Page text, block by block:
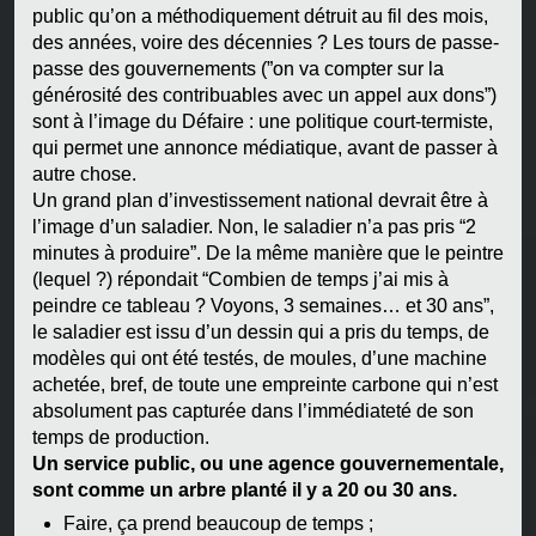
public qu’on a méthodiquement détruit au fil des mois,
des années, voire des décennies ? Les tours de passe-
passe des gouvernements (”on va compter sur la
générosité des contribuables avec un appel aux dons”)
sont à l’image du Défaire : une politique court-termiste,
qui permet une annonce médiatique, avant de passer à
autre chose.
Un grand plan d’investissement national devrait être à
l’image d’un saladier. Non, le saladier n’a pas pris “2
minutes à produire”. De la même manière que le peintre
(lequel ?) répondait “Combien de temps j’ai mis à
peindre ce tableau ? Voyons, 3 semaines… et 30 ans”,
le saladier est issu d’un dessin qui a pris du temps, de
modèles qui ont été testés, de moules, d’une machine
achetée, bref, de toute une empreinte carbone qui n’est
absolument pas capturée dans l’immédiateté de son
temps de production.
Un service public, ou une agence gouvernementale,
sont comme un arbre planté il y a 20 ou 30 ans.
Faire, ça prend beaucoup de temps ;